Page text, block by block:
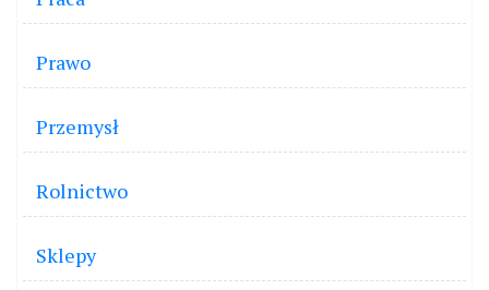
Prawo
Przemysł
Rolnictwo
Sklepy